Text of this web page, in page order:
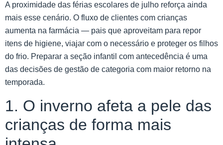
A proximidade das férias escolares de julho reforça ainda
mais esse cenário. O fluxo de clientes com crianças
aumenta na farmácia — pais que aproveitam para repor
itens de higiene, viajar com o necessário e proteger os filhos
do frio. Preparar a seção infantil com antecedência é uma
das decisões de gestão de categoria com maior retorno na
temporada.
1. O inverno afeta a pele das
crianças de forma mais